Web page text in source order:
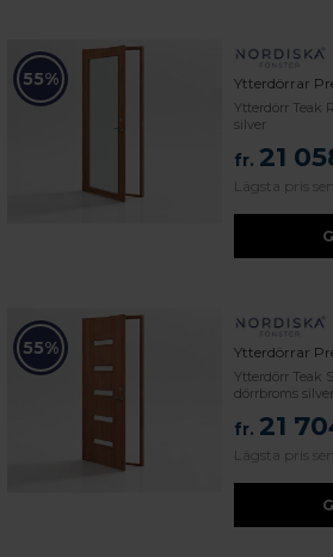
fokus på kvalitet, omtanke och djup
55% Ytterdörrar
Ytterdörr Teak
silver
fr. 21
Lägsta pris
55% Ytterdörrar
Ytterdörr Teak
dörrbroms silver
fr. 21
Lägsta pris